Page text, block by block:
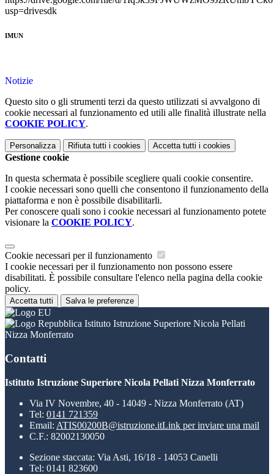
usp=drivesdk
IMUN
Notizie
Questo sito o gli strumenti terzi da questo utilizzati si avvalgono di
cookie necessari al funzionamento ed utili alle finalità illustrate nella
COOKIE POLICY.
Personalizza Rifiuta tutti i cookies Accetta tutti i cookies
Gestione cookie
In questa schermata è possibile scegliere quali cookie consentire.
I cookie necessari sono quelli che consentono il funzionamento della
piattaforma e non è possibile disabilitarli.
Per conoscere quali sono i cookie necessari al funzionamento potete
visionare la COOKIE POLICY.
Cookie necessari per il funzionamento
I cookie necessari per il funzionamento non possono essere
disabilitati. È possibile consultare l'elenco nella pagina della cookie
policy.
Accetta tutti Salva le preferenze
Istituto Istruzione Superiore Nicola Pellati
Nizza Monferrato
Contatti
Istituto Istruzione Superiore Nicola Pellati Nizza Monferrato
Via IV Novembre, 40 - 14049 - Nizza Monferrato (AT)
Tel: 0141 721359
Email: ATIS00200B@istruzione.itLink per inviare una mail
C.F.: 82002130050
Sezione staccata: Via Asti, 16/18 - 14053 Canelli
Tel: 0141 823600